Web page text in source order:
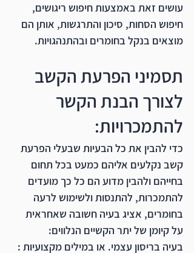
עושים זאת באמצעות חיפוש ריגושים,
חיפוש הסחות, סיכון והתרגשות, אותן הם
מוצאים בנקל בחומרים ובהתנהגויות.
תסמיני הפרעת הקשב
לצורך הבנת הקשר
להתמכרויות:
כדי להבין את כל הבעיות שבעלי הפרעת
קשב נקלעים אליהם כמעט בכל תחום
בחייהם ולהבין מדוע הם כל כך מועדים
להתמכרות, להתנסות ולשימוש לרעה
בחומרים, אציג בעיה חשובה שאחראית
על קיומן של יתר הקשיים הנלווים:
בעיה בריסון עצמי. או במילים מקצועיות :